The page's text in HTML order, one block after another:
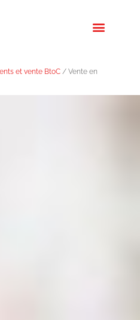
et vente BtoC / Vente en